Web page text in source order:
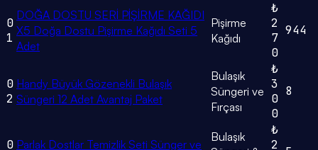
0
1
DOĞA DOSTU SERİ PİŞİRME KAĞIDI
X5 Doğa Dostu Pişirme Kağıdı Seti 5
Adet
Pişirme
Kağıdı
₺
2
7
0
944
0
2
Handy Büyük Gözenekli Bulaşık
Süngeri 12 Adet Avantaj Paket
Bulaşık
Süngeri ve
Fırçası
₺
3
0
0
8
0 Parlak Dostlar Temizlik Seti Sünger ve
Bulaşık
₺
2